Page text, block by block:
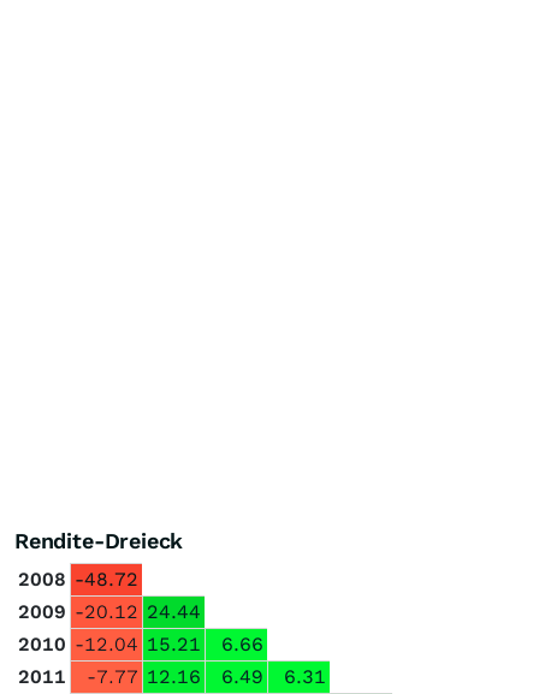
Rendite-Dreieck
2008 -48.72
2009 -20.12 24.44
2010 -12.04 15.21
6.66
2011
-7.77 12.16 6.49
6.31